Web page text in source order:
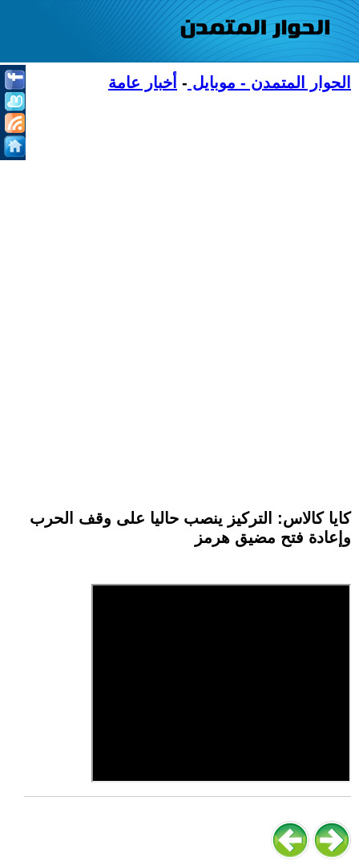
الحوار المتمدن - موبايل - أخبار عامة
كايا كالاس: التركيز ينصب حاليا على وقف الحرب
وإعادة فتح مضيق هرمز